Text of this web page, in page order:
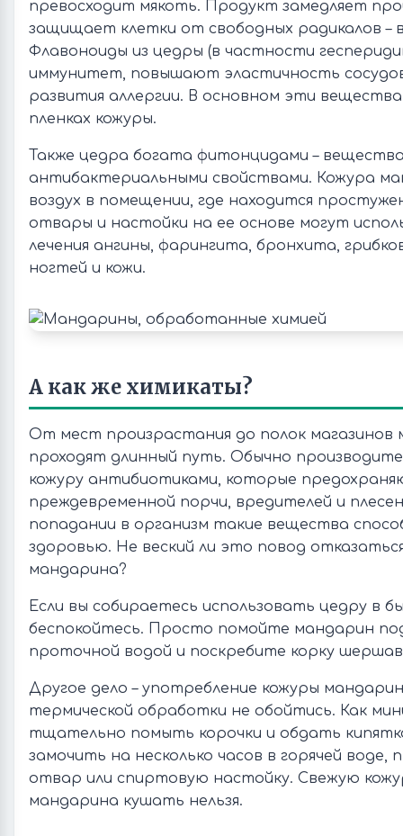
превосходит мякоть. Продукт замедляет
защищает клетки от свободных радикалов –
Флавоноиды из цедры (в частности
иммунитет, повышают эластичность
развития аллергии. В основном эти
пленках кожуры.
Также цедра богата фитонцидами –
антибактериальными свойствами. Кожура
воздух в помещении, где находится
отвары и настойки на ее основе могут
лечения ангины, фарингита, бронхита,
ногтей и кожи.
А как же химикаты?
От мест произрастания до полок магазинов
проходят длинный путь. Обычно
кожуру антибиотиками, которые
преждевременной порчи, вредителей и
попадании в организм такие вещества
здоровью. Не веский ли это повод
мандарина?
Если вы собираетесь использовать цедру в
беспокойтесь. Просто помойте мандарин
проточной водой и поскребите корку
Другое дело – употребление кожуры
термической обработки не обойтись. Как
тщательно помыть корочки и обдать
замочить на несколько часов в горячей воде,
отвар или спиртовую настойку. Свежую
мандарина кушать нельзя.